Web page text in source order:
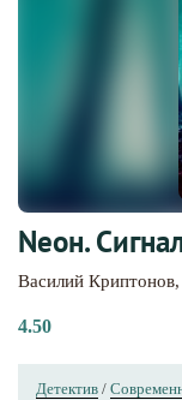
Nеон.
Василий Криптонов,
4.50
Детектив /